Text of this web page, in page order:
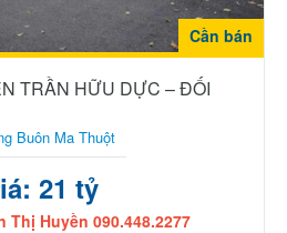
Cần bán
TRẦN HỮU DỰC – ĐỐI
Buôn Ma Thuột
21 tỷ
Thị Huyền 090.448.2277